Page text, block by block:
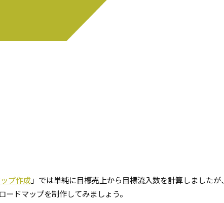
プ作成」では単純に目標売上から目標流入数を計算しましたが、
ドマップを制作してみましょう。